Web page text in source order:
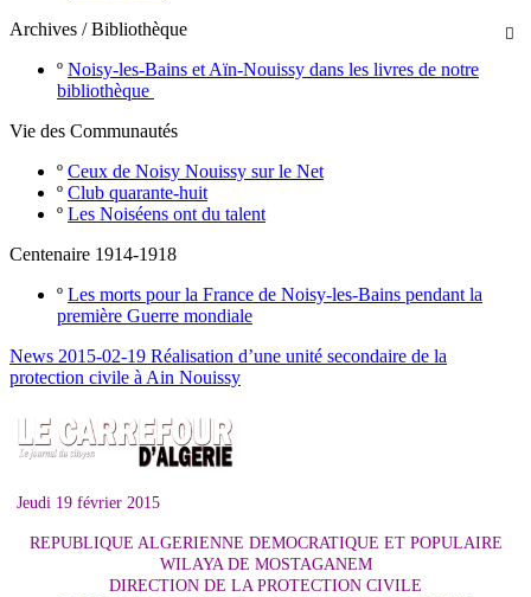

Archives / Bibliothèque
º Noisy-les-Bains et Aïn-Nouissy dans les livres de notre
bibliothèque
Vie des Communautés
º Ceux de Noisy Nouissy sur le Net
º Club quarante-huit
º Les Noiséens ont du talent
Centenaire 1914-1918
º Les morts pour la France de Noisy-les-Bains pendant la
première Guerre mondiale
News 2015-02-19 Réalisation d’une unité secondaire de la
protection civile à Ain Nouissy
Jeudi 19 février 2015
REPUBLIQUE ALGERIENNE DEMOCRATIQUE ET POPULAIRE
WILAYA DE MOSTAGANEM
DIRECTION DE LA PROTECTION CIVILE